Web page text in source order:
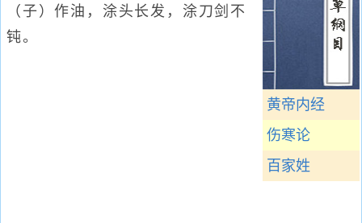
黄帝内经
伤寒论
百家姓
（子）作油，涂头长发，涂刀剑不
钝。